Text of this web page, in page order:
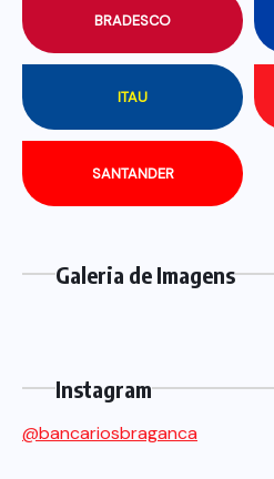
BRADESCO
ITAU
SANTANDER
Galeria de Imagens
Instagram
@bancariosbraganca